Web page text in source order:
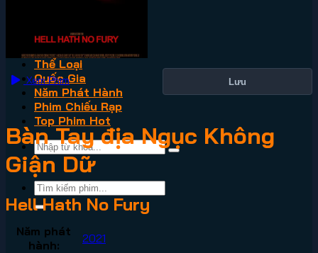
Phim Lẻ
Thể Loại
Quốc Gia
Năm Phát Hành
Phim Chiếu Rạp
Top Phim Hot
Xem Phim Lưu
Bàn Tay địa Ngục Không
Giận Dữ
Hell Hath No Fury
Năm phát
hành:
2021